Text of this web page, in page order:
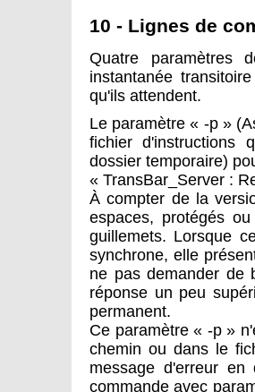
10 - Lignes de
Quatre paramètres
instantanée
qu'ils attendent.
Le paramètre « -p »
fichier d'instructions
dossier temporaire)
« TransBar_Server :
À compter de la
espaces, protégés
guillemets. Lorsque
synchrone, elle
ne pas demander de
réponse un peu
permanent.
Ce paramètre « -p »
chemin ou dans le
message d'erreur
commande avec